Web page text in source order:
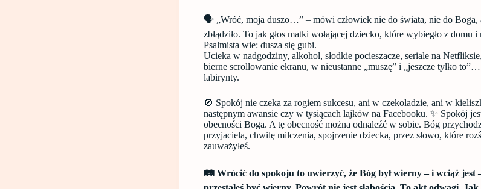
🗣️ „Wróć, moja duszo…” – mówi człowiek nie do świata, nie do Boga,
zbłądziło. To jak głos matki wołającej dziecko, które wybiegło z domu
Psalmista wie: dusza się gubi.
Ucieka w nadgodziny, alkohol, słodkie pocieszacze, seriale na
bierne scrollowanie ekranu, w nieustanne „muszę” i „jeszcze tylko
labirynty.
🚫 Spokój nie czeka za rogiem sukcesu, ani w czekoladzie, ani w
następnym awansie czy w tysiącach lajków na Facebooku. ✨ Spokój
obecności Boga. A tę obecność można odnaleźć w sobie. Bóg
przyjaciela, chwilę milczenia, spojrzenie dziecka, przez słowo, które
zauważyłeś.
🛤️ Wrócić do spokoju to uwierzyć, że Bóg był wierny – i wciąż jest